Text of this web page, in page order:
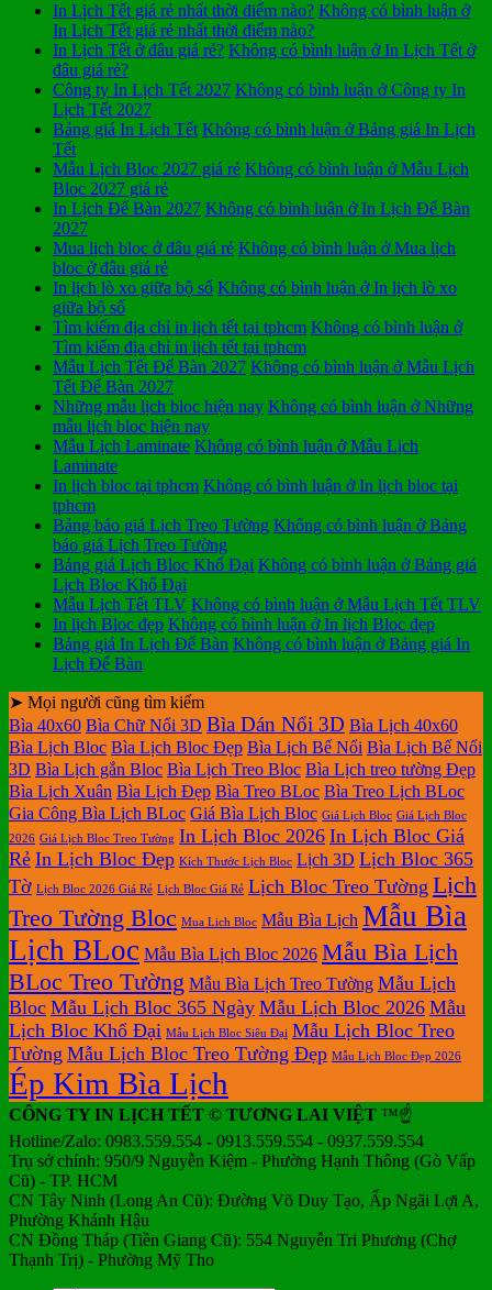
In Lịch Tết giá rẻ nhất thời điểm nào? Không có bình luận ở
In Lịch Tết giá rẻ nhất thời điểm nào?
In Lịch Tết ở đâu giá rẻ? Không có bình luận ở In Lịch Tết ở
đâu giá rẻ?
Công ty In Lịch Tết 2027 Không có bình luận ở Công ty In
Lịch Tết 2027
Bảng giá In Lịch Tết Không có bình luận ở Bảng giá In Lịch
Tết
Mẫu Lịch Bloc 2027 giá rẻ Không có bình luận ở Mẫu Lịch
Bloc 2027 giá rẻ
In Lịch Để Bàn 2027 Không có bình luận ở In Lịch Để Bàn
2027
Mua lịch bloc ở đâu giá rẻ Không có bình luận ở Mua lịch
bloc ở đâu giá rẻ
In lịch lò xo giữa bộ số Không có bình luận ở In lịch lò xo
giữa bộ số
Tìm kiếm địa chỉ in lịch tết tại tphcm Không có bình luận ở
Tìm kiếm địa chỉ in lịch tết tại tphcm
Mẫu Lịch Tết Để Bàn 2027 Không có bình luận ở Mẫu Lịch
Tết Để Bàn 2027
Những mẫu lịch bloc hiện nay Không có bình luận ở Những
mẫu lịch bloc hiện nay
Mẫu Lịch Laminate Không có bình luận ở Mẫu Lịch
Laminate
In lịch bloc tại tphcm Không có bình luận ở In lịch bloc tại
tphcm
Bảng báo giá Lịch Treo Tường Không có bình luận ở Bảng
báo giá Lịch Treo Tường
Bảng giá Lịch Bloc Khổ Đại Không có bình luận ở Bảng giá
Lịch Bloc Khổ Đại
Mẫu Lịch Tết TLV Không có bình luận ở Mẫu Lịch Tết TLV
In lịch Bloc đẹp Không có bình luận ở In lịch Bloc đẹp
Bảng giá In Lịch Để Bàn Không có bình luận ở Bảng giá In
Lịch Để Bàn
➤ Mọi người cũng tìm kiếm
Bìa 40x60 Bìa Chữ Nổi 3D Bìa Dán Nổi 3D Bìa Lịch 40x60
Bìa Lịch Bloc Bìa Lịch Bloc Đẹp Bìa Lịch Bế Nổi Bìa Lịch Bế Nổi
3D Bìa Lịch gắn Bloc Bìa Lịch Treo Bloc Bìa Lịch treo tường Đẹp
Bìa Lịch Xuân Bìa Lịch Đẹp Bìa Treo BLoc Bìa Treo Lịch BLoc
Gia Công Bìa Lịch BLoc Giá Bìa Lịch Bloc Giá Lịch Bloc Giá Lịch Bloc
2026 Giá Lịch Bloc Treo Tường In Lịch Bloc 2026 In Lịch Bloc Giá
Rẻ In Lịch Bloc Đẹp Kích Thước Lịch Bloc Lịch 3D Lịch Bloc 365
Tờ Lịch Bloc 2026 Giá Rẻ Lịch Bloc Giá Rẻ Lịch Bloc Treo Tường Lịch
Treo Tường Bloc Mua Lich Bloc Mẫu Bìa Lịch Mẫu Bìa
Lịch BLoc Mẫu Bìa Lịch Bloc 2026 Mẫu Bìa Lịch
BLoc Treo Tường Mẫu Bìa Lịch Treo Tường Mẫu Lịch
Bloc Mẫu Lịch Bloc 365 Ngày Mẫu Lịch Bloc 2026 Mẫu
Lịch Bloc Khổ Đại Mẫu Lịch Bloc Siêu Đại Mẫu Lịch Bloc Treo
Tường Mẫu Lịch Bloc Treo Tường Đẹp Mẫu Lịch Bloc Đẹp 2026
Ép Kim Bìa Lịch
CÔNG TY IN LỊCH TẾT © TƯƠNG LAI VIỆT ™☝️
Hotline/Zalo: 0983.559.554 - 0913.559.554 - 0937.559.554
Trụ sở chính: 950/9 Nguyễn Kiệm - Phường Hạnh Thông (Gò Vấp
Cũ) - TP. HCM
CN Tây Ninh (Long An Cũ): Đường Võ Duy Tạo, Ấp Ngãi Lợi A,
Phường Khánh Hậu
CN Đồng Tháp (Tiền Giang Cũ): 554 Nguyễn Tri Phương (Chợ
Thạnh Trị) - Phường Mỹ Tho